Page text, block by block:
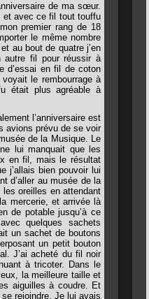
de ma sœur.
et avec ce fil tout touffu
premier rang de 18
le même nombre
au bout de quatre j’en
autre fil pour réussir à
d’essai en fil de coton
le rembourrage à
était plus agréable à
l’anniversaire est
avions prévu de se voir
de la Musique. Le
lui manquait que les
en fil, mais le résultat
j’allais bien pouvoir lui
d’aller au musée de la
oreilles en attendant
mercerie, et arrivée là
de potable jusqu’à ce
quelques sachets
un sachet de boutons
un petit bouton
J’ai acheté du fil noir
à tricoter. Dans le
la meilleure taille et
aiguilles à coudre. Et
rejoindre. Je lui avais